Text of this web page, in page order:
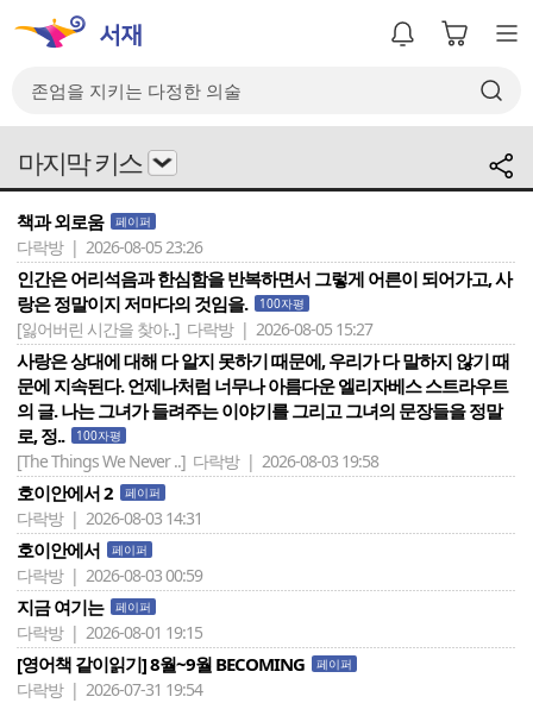
마지막 키스
책과 외로움 페이퍼
다락방 | 2026-08-05 23:26
인간은 어리석음과 한심함을 반복하면서 그렇게 어른이 되어가고, 사
랑은 정말이지 저마다의 것임을.
100자평
[잃어버린 시간을 찾아..] 다락방 | 2026-08-05 15:27
사랑은 상대에 대해 다 알지 못하기 때문에, 우리가 다 말하지 않기 때
문에 지속된다. 언제나처럼 너무나 아름다운 엘리자베스 스트라우트
의 글. 나는 그녀가 들려주는 이야기를 그리고 그녀의 문장들을 정말
로, 정..
100자평
[The Things We Never ..] 다락방 | 2026-08-03 19:58
호이안에서 2 페이퍼
다락방 | 2026-08-03 14:31
호이안에서 페이퍼
다락방 | 2026-08-03 00:59
지금 여기는 페이퍼
다락방 | 2026-08-01 19:15
[영어책 같이읽기] 8월~9월 BECOMING 페이퍼
다락방 | 2026-07-31 19:54